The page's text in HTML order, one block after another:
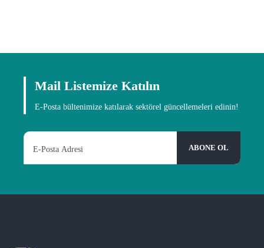
Mail Listemize Katılın
E-Posta bültenimize katılarak sektörel güncellemeleri edinin!